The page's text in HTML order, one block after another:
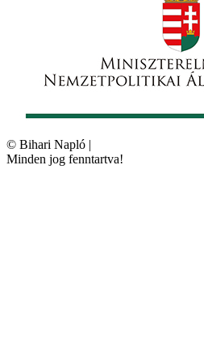
© Bihari Napló |
Minden jog fenntartva!